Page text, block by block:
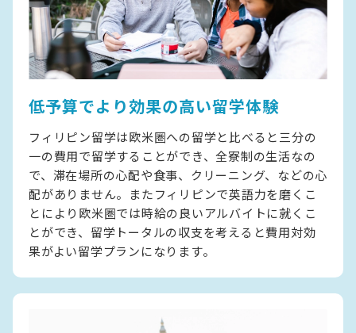
低予算でより効果の高い留学体験
フィリピン留学は欧米圏への留学と比べると三分の
一の費用で留学することができ、全寮制の生活なの
で、滞在場所の心配や食事、クリーニング、などの心
配がありません。またフィリピンで英語力を磨くこ
とにより欧米圏では時給の良いアルバイトに就くこ
とができ、留学トータルの収支を考えると費用対効
果がよい留学プランになります。